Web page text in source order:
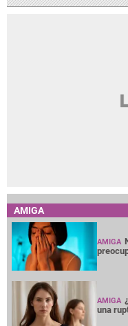
AMIGA
AMIGA
AMIGA
una